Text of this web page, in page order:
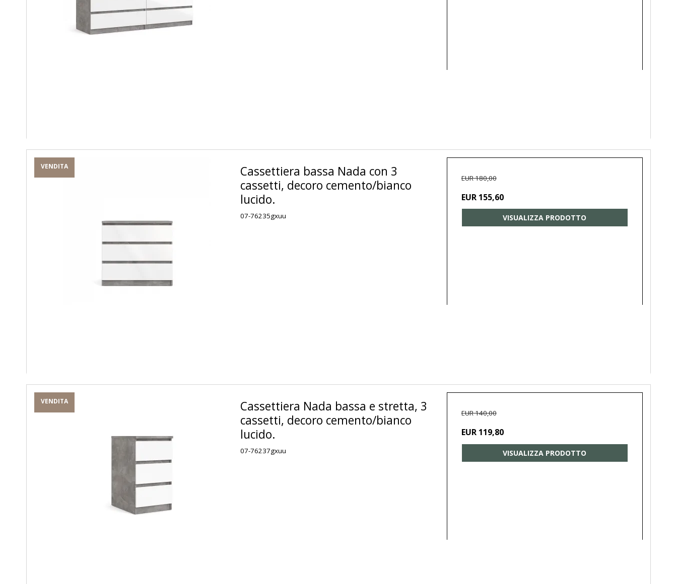
VENDITA
Cassettiera bassa Nada con 3
cassetti, decoro cemento/bianco
lucido.
07-76235gxuu
EUR 180,00
EUR 155,60
VISUALIZZA PRODOTTO
VENDITA
Cassettiera Nada bassa e stretta, 3
cassetti, decoro cemento/bianco
lucido.
07-76237gxuu
EUR 140,00
EUR 119,80
VISUALIZZA PRODOTTO